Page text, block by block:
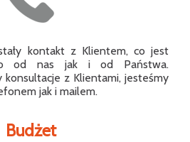
kontakt z Klientem, co jest
od nas jak i od Państwa.
konsultacje z Klientami, jesteśmy
jak i mailem.
Budżet